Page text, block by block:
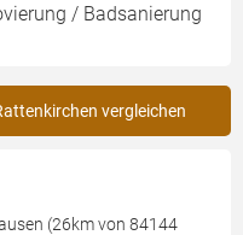
/ Badsanierung
vergleichen
(26km von 84144